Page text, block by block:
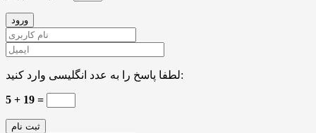
لطفا پاسخ را به عدد انگلیسی وارد کنید:
5 + 19 =